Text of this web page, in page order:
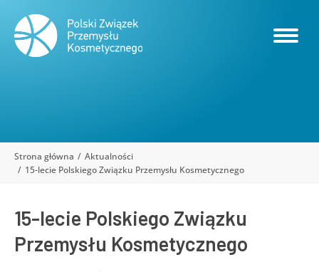
Jesteś tutaj:
Strona główna
Aktualności
15-lecie Polskiego Związku Przemysłu Kosmetycznego
15-lecie Polskiego Związku
Przemysłu Kosmetycznego